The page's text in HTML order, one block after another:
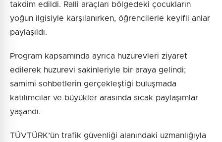
takdim edildi. Ralli araçları bölgedeki çocukların
yoğun ilgisiyle karşılanırken, öğrencilerle keyifli anlar
paylaşıldı.
Program kapsamında ayrıca huzurevleri ziyaret
edilerek huzurevi sakinleriyle bir araya gelindi;
samimi sohbetlerin gerçekleştiği buluşmada
katılımcılar ve büyükler arasında sıcak paylaşımlar
yaşandı.
TÜVTÜRK’ün trafik güvenliği alanındaki uzmanlığıyla